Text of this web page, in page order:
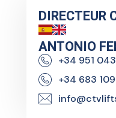
DIRECTEUR
ANTONIO
+34 951
+34 683